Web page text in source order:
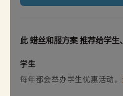
此 蜡丝和服方案 推荐给学生
学生
每年都会举办学生优惠活动，